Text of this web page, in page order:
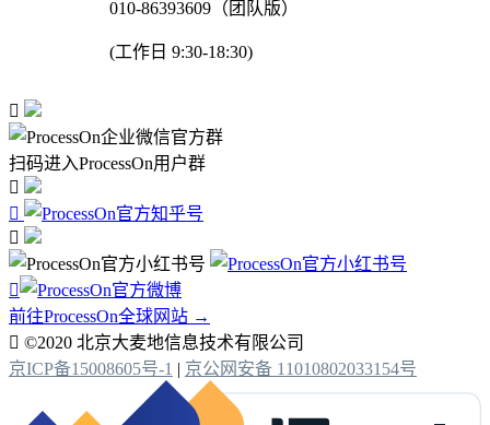
010-86393609（团队版）
(工作日 9:30-18:30)

扫码进入ProcessOn用户群




前往ProcessOn全球网站 →
 ©2020 北京大麦地信息技术有限公司
京ICP备15008605号-1 | 京公网安备 11010802033154号